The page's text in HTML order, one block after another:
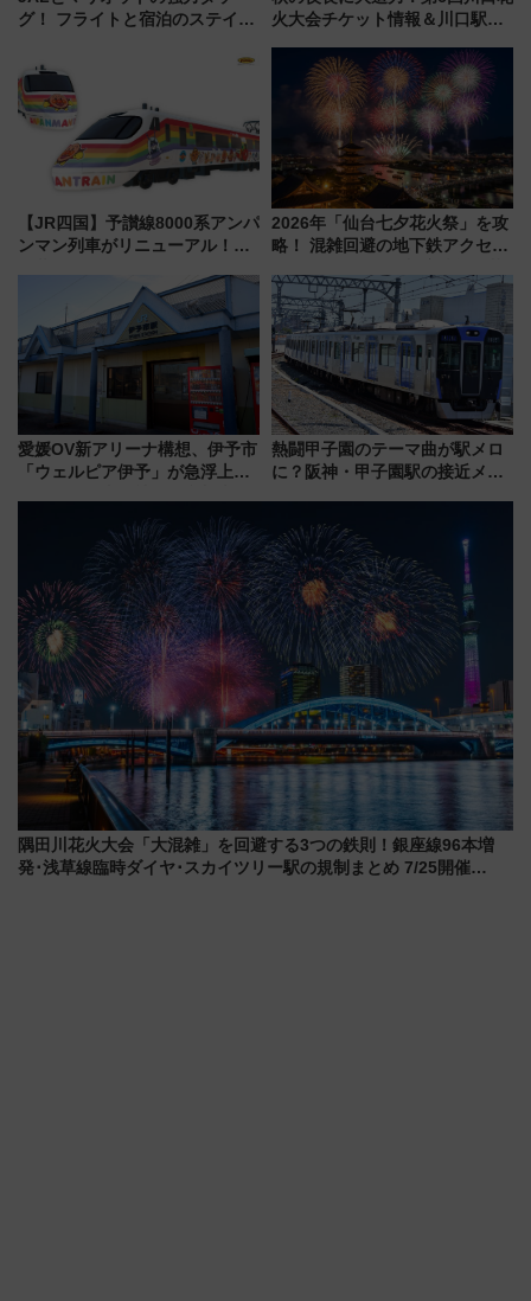
グ！ フライトと宿泊のステイタ
上級会員資格を効率よく獲得す
る方法を解説
火大会チケット情報＆川口駅か
【JR四国】予讃線8000系アンパ
ンマン列車がリニューアル！内
2026年「仙台七夕花火祭」を攻
略！ 混雑回避の地下鉄アクセス
火前に楽しむ仙台観光ルートま
で解説！
愛媛OV新アリーナ構想、伊予市
「ウェルピア伊予」が急浮上！
熱闘甲子園のテーマ曲が駅メロ
に？阪神・甲子園駅の接近メロ
5日始発から
隅田川花火大会「大混雑」を回避する3つの鉄則！銀座線96本増
発･浅草線臨時ダイヤ･スカイツリー駅の規制まとめ 7/25開催